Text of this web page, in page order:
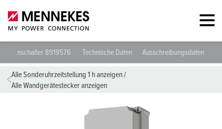
Wandgerätestecker mit Netzumschalter 8919576 Technische Daten
Alle Sonderuhrzeitstellung 1 h anzeigen/
Alle Wandgerätestecker anzeigen